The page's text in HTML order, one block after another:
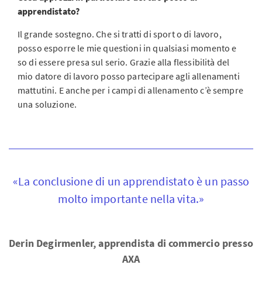
apprendistato?
Il grande sostegno. Che si tratti di sport o di lavoro,
posso esporre le mie questioni in qualsiasi momento e
so di essere presa sul serio. Grazie alla flessibilità del
mio datore di lavoro posso partecipare agli allenamenti
mattutini. E anche per i campi di allenamento c’è sempre
una soluzione.
«La conclusione di un apprendistato è un passo
molto importante nella vita.»
Derin Degirmenler, apprendista di commercio presso
AXA